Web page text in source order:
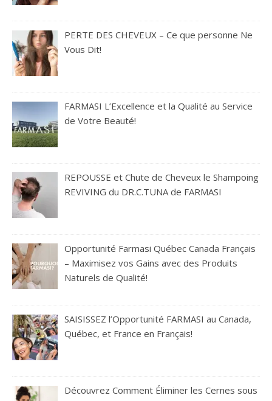
PERTE DES CHEVEUX – Ce que personne Ne
Vous Dit!
FARMASI L’Excellence et la Qualité au Service
de Votre Beauté!
REPOUSSE et Chute de Cheveux le Shampoing
REVIVING du DR.C.TUNA de FARMASI
Opportunité Farmasi Québec Canada Français
– Maximisez vos Gains avec des Produits
Naturels de Qualité!
SAISISSEZ l’Opportunité FARMASI au Canada,
Québec, et France en Français!
Découvrez Comment Éliminer les Cernes sous